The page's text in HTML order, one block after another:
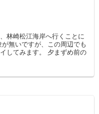
林崎松江海岸へ行くことに
無いですが、この周辺でも
してみます。 夕まずめ前の